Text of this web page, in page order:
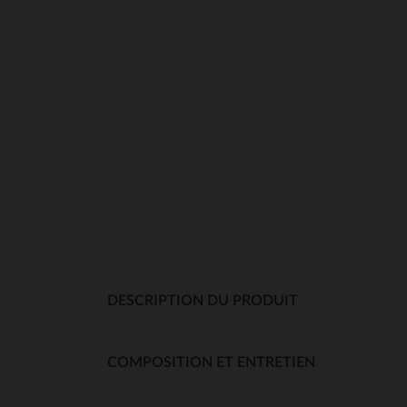
DESCRIPTION DU PRODUIT
COMPOSITION ET ENTRETIEN